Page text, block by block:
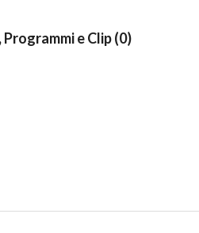
e Clip (0)